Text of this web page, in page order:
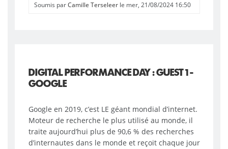
Soumis parCamille Terseleerle mer, 21/08/2024 16:50
DIGITAL PERFORMANCE DAY : GUEST 1 -
GOOGLE
Google en 2019, c’est LE géant mondial d’internet.
Moteur de recherche le plus utilisé au monde, il
traite aujourd’hui plus de 90,6 % des recherches
d’internautes dans le monde et reçoit chaque jour